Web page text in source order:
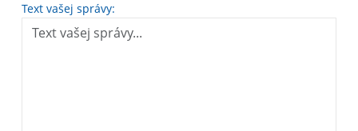
Text vašej správy: